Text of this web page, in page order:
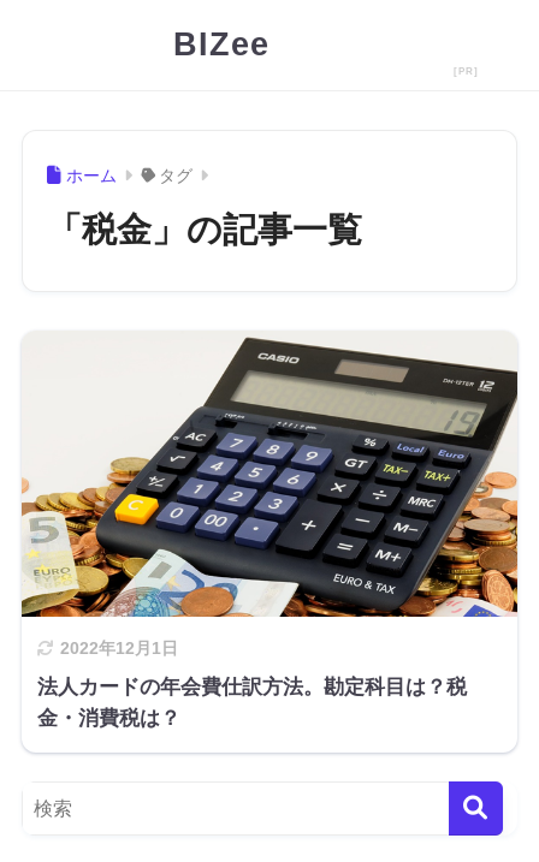
BIZee
ホーム タグ
「税金」の記事一覧
2022年12月1日
法人カードの年会費仕訳方法。勘定科目は？税
金・消費税は？